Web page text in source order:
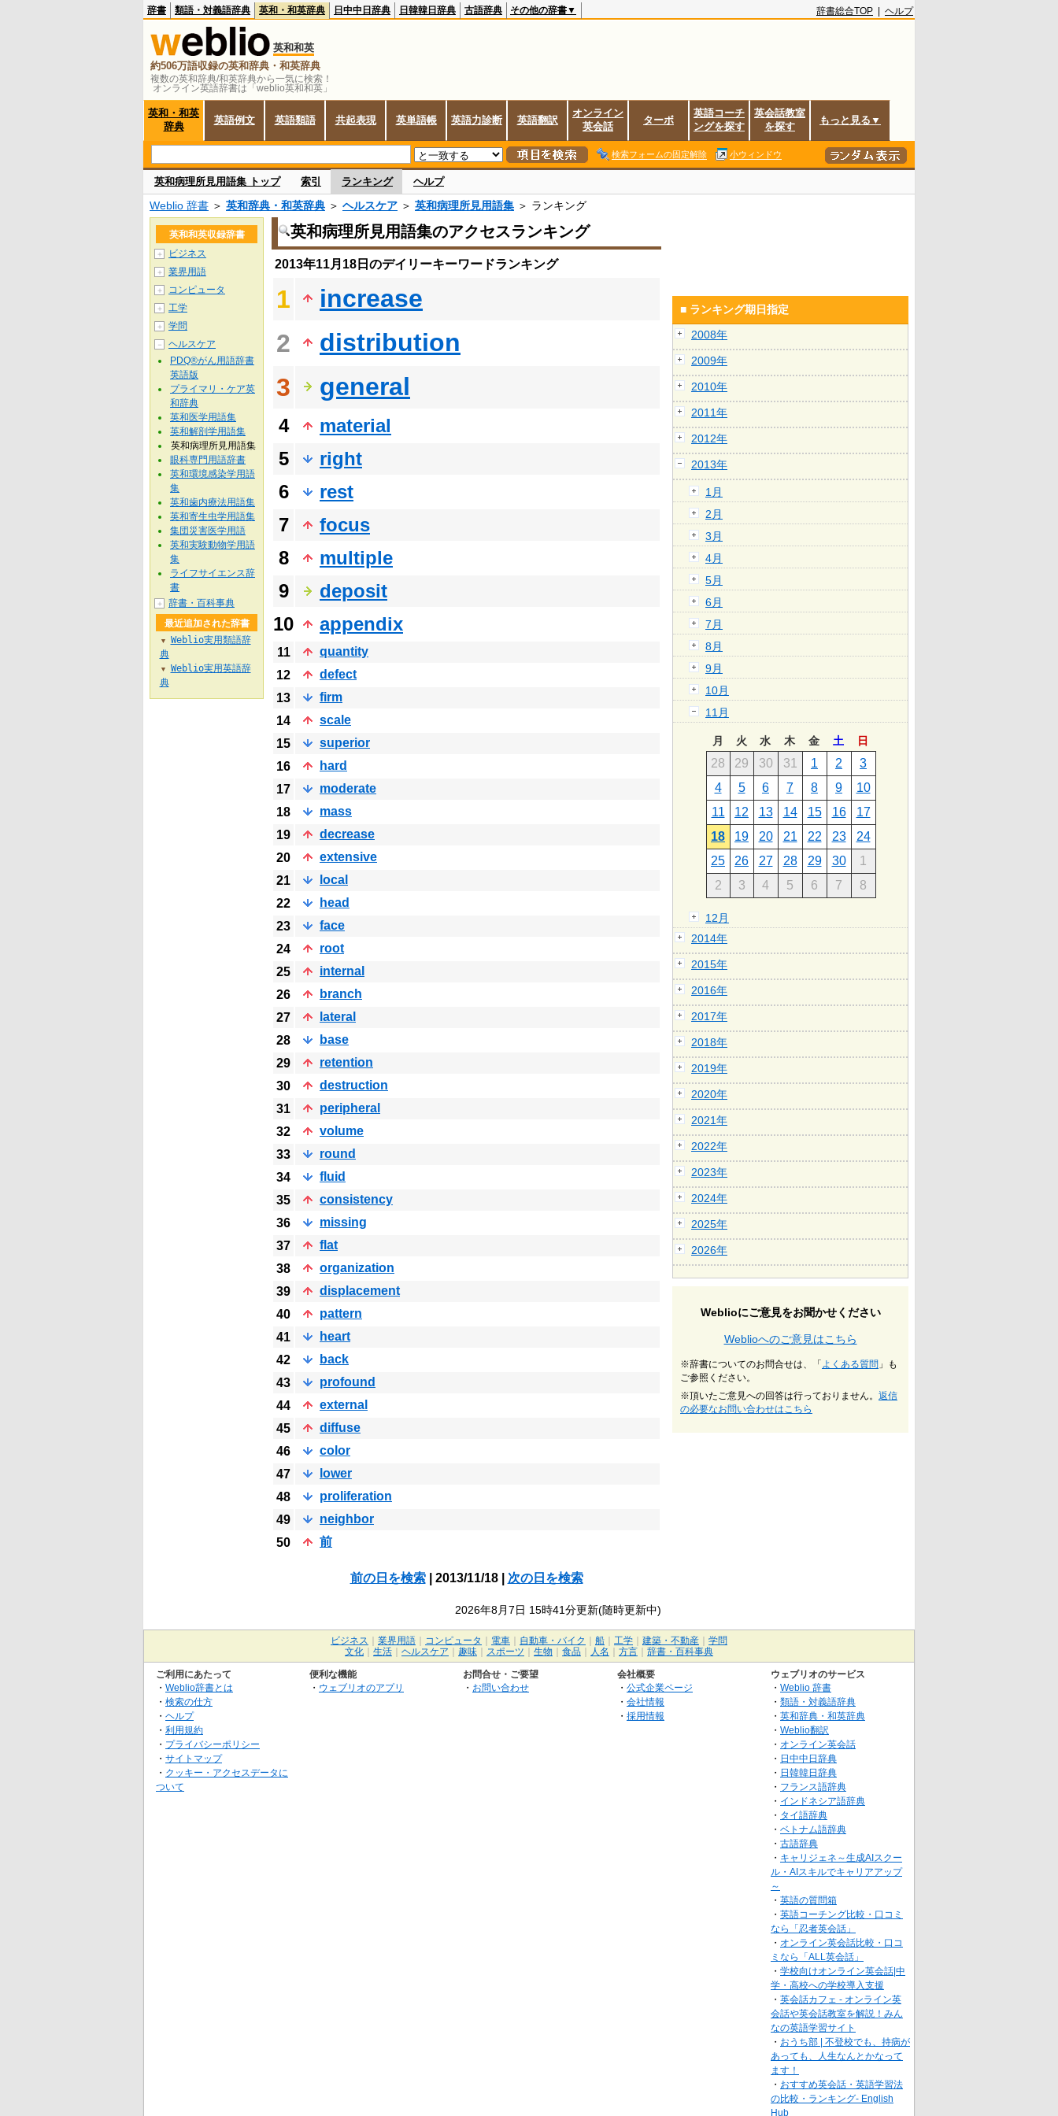
複数の英和辞典/和英辞典から一気に検索！
オンライン英語辞書は「weblio英和和英」
辞書 類語・対義語辞典 英和・和英辞典 日中中日辞典 日韓韓日辞典 古語辞典 その他の辞書▼ 辞書総合TOP ヘルプ
英和和英
約506万語収録の英和辞典・和英辞典
英和・和英
辞典
英語例文 英語類語 共起表現 英単語帳 英語力診断 英語翻訳
オンライン
英会話
ターボ
英語コーチ
ングを探す
英会話教室
を探す
もっと見る▼
検索フォームの固定解除 小ウィンドウ
英和病理所見用語集 トップ 索引 ランキング ヘルプ
Weblio 辞書 ＞ 英和辞典・和英辞典 ＞ ヘルスケア ＞ 英和病理所見用語集 ＞ ランキング
英和病理所見用語集のアクセスランキング
2013年11月18日のデイリーキーワードランキング
1
increase
2
distribution
3
general
4
material
5
right
6
rest
7
focus
8
multiple
9
deposit
10
appendix
11
quantity
12
defect
13
firm
14
scale
15
superior
16
hard
17
moderate
18
mass
19
decrease
20
extensive
21
local
22
head
23
face
24
root
25
internal
26
branch
27
lateral
28
base
29
retention
30
destruction
31
peripheral
32
volume
33
round
34
fluid
35
consistency
36
missing
37
flat
38
organization
39
displacement
40
pattern
41
heart
42
back
43
profound
44
external
45
diffuse
46
color
47
lower
48
proliferation
49
neighbor
50
前
前の日を検索| 2013/11/18 | 次の日を検索
2026年8月7日 15時41分更新(随時更新中)
英和和英収録辞書
＋ ビジネス
＋ 業界用語
＋ コンピュータ
＋ 工学
＋ 学問
－
ヘルスケア
PDQ®がん用語辞書
英語版
プライマリ・ケア英
和辞典
英和医学用語集
英和解剖学用語集
英和病理所見用語集
眼科専門用語辞書
英和環境感染学用語
集
英和歯内療法用語集
英和寄生虫学用語集
集団災害医学用語
英和実験動物学用語
集
ライフサイエンス辞
書
＋
辞書・百科事典
最近追加された辞書
▼
Weblio実用類語辞
典
▼
Weblio実用英語辞
典
■ ランキング期日指定
2008年
2009年
2010年
2011年
2012年
2013年
1月
2月
3月
4月
5月
6月
7月
8月
9月
10月
11月
月 火 水 木 金 土 日
28 29 30 31 1 2
3
4
5 6 7 8 9
10
11
12 13 14 15 16
17
18
19 20 21 22 23
24
25
26 27 28 29 30
1
2
3 4 5 6 7 8
12月
2014年
2015年
2016年
2017年
2018年
2019年
2020年
2021年
2022年
2023年
2024年
2025年
2026年
Weblioにご意見をお聞かせください
Weblioへのご意見はこちら
※辞書についてのお問合せは、「 よくある質問 」も
ご参照ください。
※頂いたご意見への回答は行っておりません。 返信
の必要なお問い合わせはこちら
ビジネス 業界用語 コンピュータ 電車 自動車・バイク 船 工学 建築・不動産
学問
文化
生活 ヘルスケア 趣味 スポーツ 生物 食品 人名 方言 辞書・百科事典
ご利用にあたって
・ Weblio辞書とは
・ 検索の仕方
・ ヘルプ
・ 利用規約
・ プライバシーポリシー
・ サイトマップ
・ クッキー・アクセスデータに
ついて
便利な機能
・ ウェブリオのアプリ
お問合せ・ご要望
・ お問い合わせ
会社概要
・ 公式企業ページ
・ 会社情報
・ 採用情報
ウェブリオのサービス
・ Weblio 辞書
・ 類語・対義語辞典
・ 英和辞典・和英辞典
・ Weblio翻訳
・ オンライン英会話
・ 日中中日辞典
・ 日韓韓日辞典
・ フランス語辞典
・ インドネシア語辞典
・ タイ語辞典
・ ベトナム語辞典
・ 古語辞典
・ キャリジェネ～生成AIスクー
ル・AIスキルでキャリアアップ
～
・ 英語の質問箱
・ 英語コーチング比較・口コミ
なら「忍者英会話」
・ オンライン英会話比較・口コ
ミなら「ALL英会話」
・ 学校向けオンライン英会話|中
学・高校への学校導入支援
・ 英会話カフェ - オンライン英
会話や英会話教室を解説！みん
なの英語学習サイト
・ おうち部 | 不登校でも、持病が
あっても、人生なんとかなって
ます！
・ おすすめ英会話・英語学習法
の比較・ランキング- English
Hub